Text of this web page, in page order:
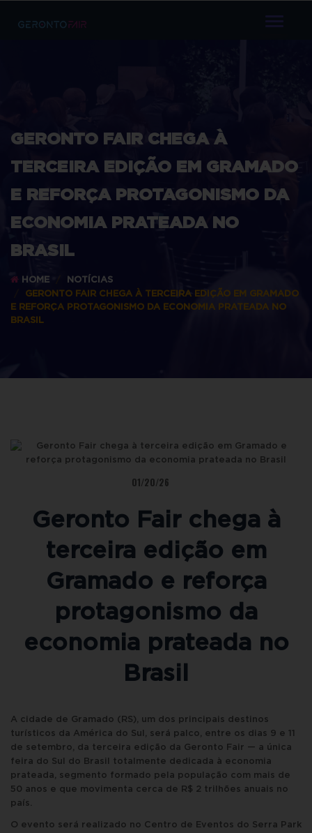
GERONTO FAIR CHEGA À
TERCEIRA EDIÇÃO EM GRAMADO
E REFORÇA PROTAGONISMO DA
ECONOMIA PRATEADA NO
BRASIL
HOME
NOTÍCIAS
GERONTO FAIR CHEGA À TERCEIRA EDIÇÃO EM GRAMADO
E REFORÇA PROTAGONISMO DA ECONOMIA PRATEADA NO
BRASIL
01/20/26
Geronto Fair chega à
terceira edição em
Gramado e reforça
protagonismo da
economia prateada no
Brasil
A cidade de Gramado (RS), um dos principais destinos
turísticos da América do Sul, será palco, entre os dias 9 e 11
de setembro, da terceira edição da Geronto Fair — a única
feira do Sul do Brasil totalmente dedicada à economia
prateada, segmento formado pela população com mais de
50 anos e que movimenta cerca de R$ 2 trilhões anuais no
país.
O evento será realizado no Centro de Eventos do Serra Park